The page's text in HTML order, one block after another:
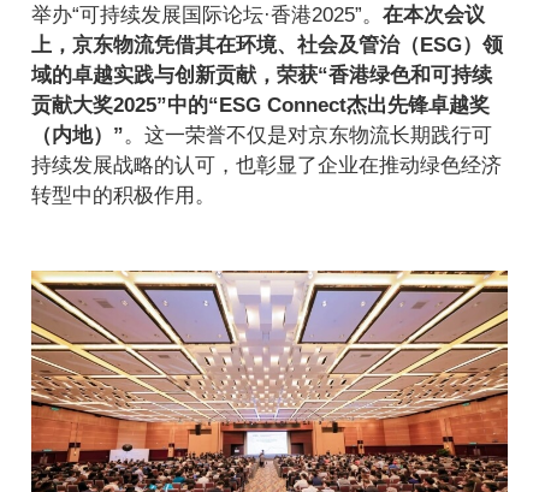
阿联酋 沙特阿拉伯
澳大利亚 越南
马来西亚
墨西哥
新闻中心
活动中心
关于京东物流
投资者关系
举办“可持续发展国际论坛·香港2025”。在本次会议
上，京东物流凭借其在环境、社会及管治（ESG）领
域的卓越实践与创新贡献，荣获“香港绿色和可持续
贡献大奖2025”中的“ESG Connect杰出先锋卓越奖
（内地）”。这一荣誉不仅是对京东物流长期践行可
持续发展战略的认可，也彰显了企业在推动绿色经济
转型中的积极作用。